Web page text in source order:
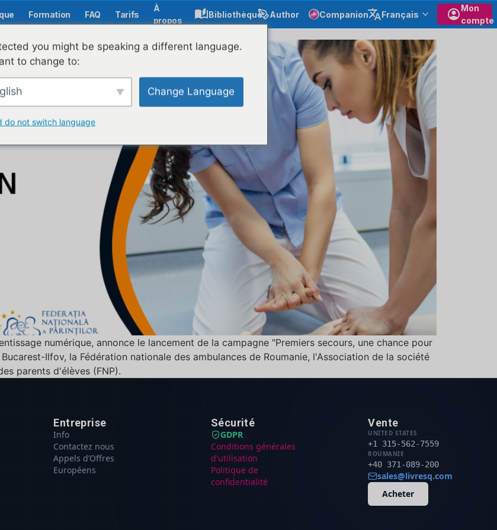
Formation FAQ Tarifs
À
propos
Bibliothèque Author Companion Français
Mon
compte
chance de vivre" ?
numérique, annonce le lancement de la campagne "Premiers secours, une chance pour
Ilfov, la Fédération nationale des ambulances de Roumanie, l'Association de la société
parents d'élèves (FNP).
Entreprise
Info
Contactez nous
Appels d’Offres
Européens
Sécurité
GDPR
Conditions générales
d'utilisation
Politique de
confidentialité
Vente
UNITED STATES
+1 315-562-7559
ROUMANIE
+40 371-089-200
sales@livresq.com
Acheter
you might be speaking a different language.
to change to:
Change Language
do not switch language